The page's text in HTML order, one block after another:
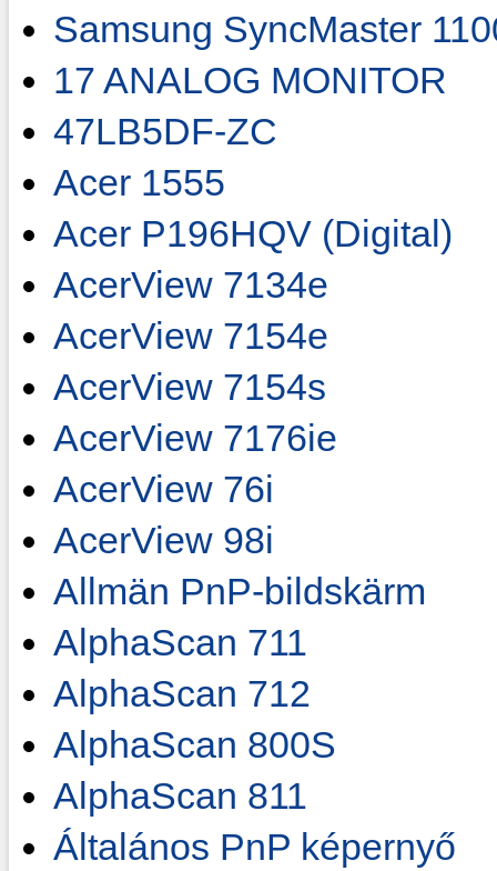
Samsung SyncMaster
17 ANALOG MONITOR
47LB5DF-ZC
Acer 1555
Acer P196HQV (Digital)
AcerView 7134e
AcerView 7154e
AcerView 7154s
AcerView 7176ie
AcerView 76i
AcerView 98i
Allmän PnP-bildskärm
AlphaScan 711
AlphaScan 712
AlphaScan 800S
AlphaScan 811
Általános PnP képernyő